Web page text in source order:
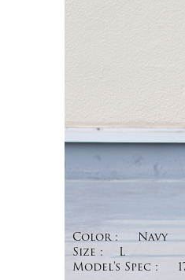
Color :
Navy
Size :
L
Model's Spec :